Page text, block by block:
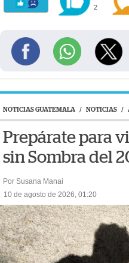
2
NOTICIAS GUATEMALA / NOTICIAS /
Prepárate para
sin Sombra del
Por Susana Manai
10 de agosto de 2026, 01:20